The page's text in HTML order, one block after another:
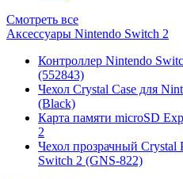
Смотреть все
Аксессуары Nintendo Switch 2
Контроллер Nintendo
(552843)
Чехол Сrystal Сase для
(Black)
Карта памяти microSD
2
Чехол прозрачный Crystal
Switch 2 (GNS-822)